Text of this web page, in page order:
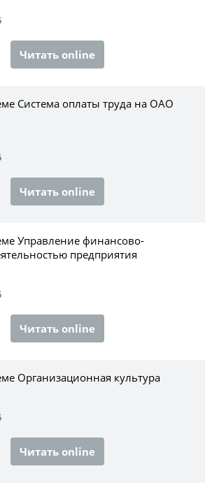
Читать online
Система оплаты труда на ОАО
Читать online
Управление финансово-
предприятия
Читать online
Организационная культура
Читать online